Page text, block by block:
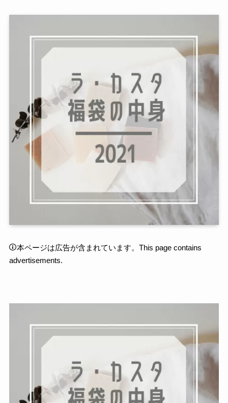
本ページは広告が含まれています。This page contains
advertisements.